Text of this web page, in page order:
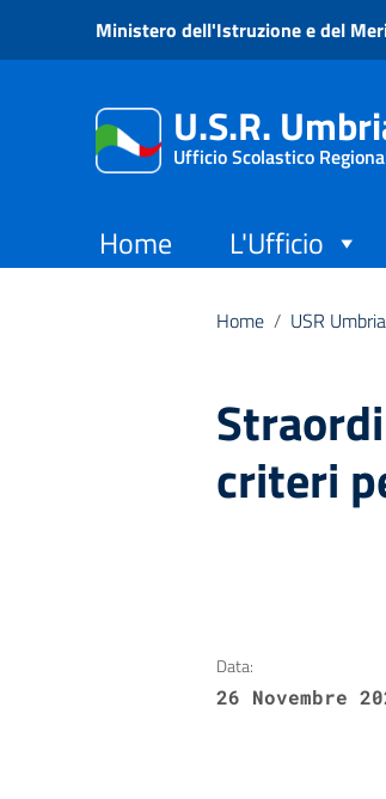
Vai ai contenuti
Vai al menu di navigazione
Ministero dell'Istruzione e del
U.S.R.
Ufficio Scolastico
Home L'Ufficio
Home / USR Umbria
criteri
Data:
26 Novembre